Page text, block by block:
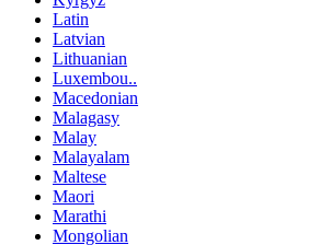
Latin
Latvian
Lithuanian
Luxembou..
Macedonian
Malagasy
Malay
Malayalam
Maltese
Maori
Marathi
Mongolian